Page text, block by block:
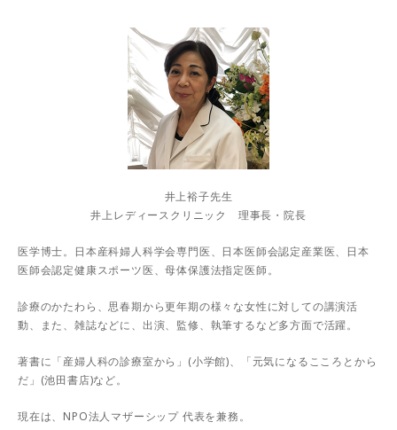
井上裕子先生
井上レディースクリニック 理事長・院長
医学博士。日本産科婦人科学会専門医、日本医師会認定産業医、日本
医師会認定健康スポーツ医、母体保護法指定医師。
診療のかたわら、思春期から更年期の様々な女性に対しての講演活
動、また、雑誌などに、出演、監修、執筆するなど多方面で活躍。
著書に「産婦人科の診療室から」(小学館)、「元気になるこころとから
だ」(池田書店)など。
現在は、NPO法人マザーシップ 代表を兼務。